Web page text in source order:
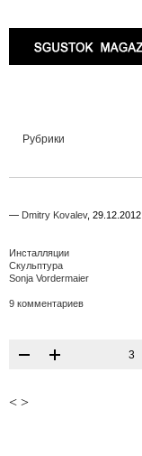
Рубрики
— Dmitry Kovalev, 29.12.2012
Инсталляции
Скульптура
Sonja Vordermaier
9 комментариев
3
< >